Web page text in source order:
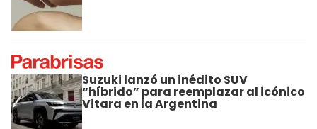
Suzuki lanzó un inédito SUV
“híbrido” para reemplazar al icónico
Vitara en la Argentina